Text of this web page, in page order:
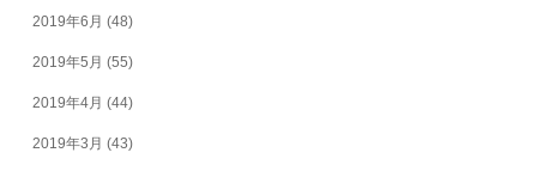
2019年6月 (48)
2019年5月 (55)
2019年4月 (44)
2019年3月 (43)